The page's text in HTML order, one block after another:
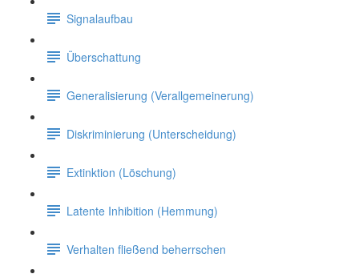
Signalaufbau
Überschattung
Generalisierung (Verallgemeinerung)
Diskriminierung (Unterscheidung)
Extinktion (Löschung)
Latente Inhibition (Hemmung)
Verhalten fließend beherrschen